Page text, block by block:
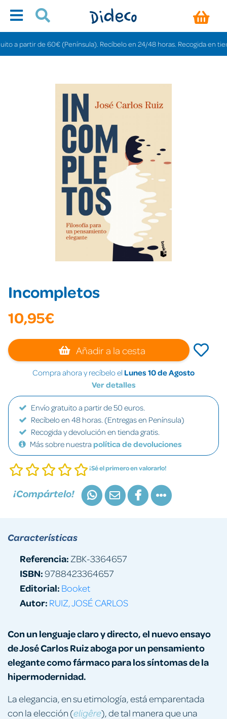
partir de 60€ (Península). Recíbelo en 24/48 horas. Recogida en
Incompletos
10,95€
Añadir a la cesta
Compra ahora y recíbelo el Lunes 10 de Agosto
Ver detalles
Envío gratuito a partir de 50 euros.
Recíbelo en 48 horas. (Entregas en Península)
Recogida y devolución en tienda gratis.
Más sobre nuestra política de devoluciones
¡Sé el primero en valorarlo!
¡Compártelo!
Con un lenguaje claro y directo, el nuevo ensayo
de José Carlos Ruiz aboga por un pensamiento
elegante como fármaco para los síntomas de la
hipermodernidad.
La elegancia, en su etimología, está emparentada
con la elección (eligêre), de tal manera que una
Características
Referencia: ZBK-3364657
ISBN:9788423364657
Editorial: Booket
Autor: RUIZ, JOSÉ CARLOS